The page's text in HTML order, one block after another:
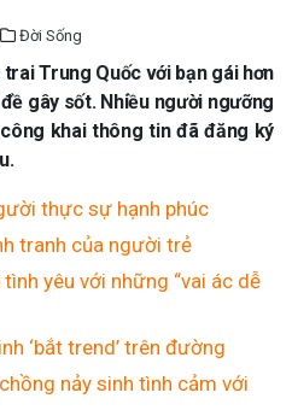
Đời Sống
Trung Quốc với bạn gái hơn
gây sốt. Nhiều người ngưỡng
khai thông tin đã đăng ký
thực sự hạnh phúc
tranh của người trẻ
yêu với những “vai ác dễ
‘bắt trend’ trên đường
nảy sinh tình cảm với